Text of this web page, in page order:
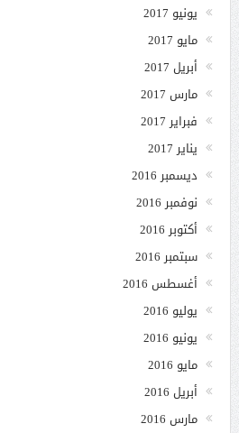
يونيو 2017
مايو 2017
أبريل 2017
مارس 2017
فبراير 2017
يناير 2017
ديسمبر 2016
نوفمبر 2016
أكتوبر 2016
سبتمبر 2016
أغسطس 2016
يوليو 2016
يونيو 2016
مايو 2016
أبريل 2016
مارس 2016